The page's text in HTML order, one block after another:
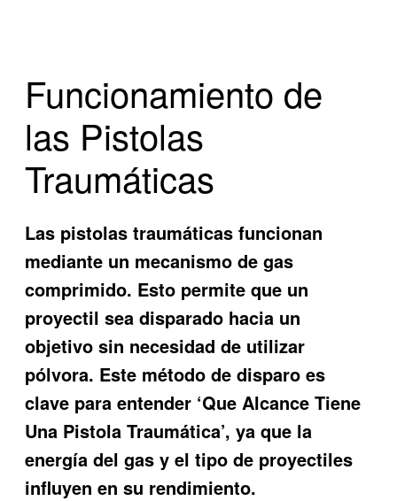
Funcionamiento de
las Pistolas
Traumáticas
Las pistolas traumáticas funcionan
mediante un mecanismo de gas
comprimido. Esto permite que un
proyectil sea disparado hacia un
objetivo sin necesidad de utilizar
pólvora. Este método de disparo es
clave para entender ‘Que Alcance Tiene
Una Pistola Traumática’, ya que la
energía del gas y el tipo de proyectiles
influyen en su rendimiento.